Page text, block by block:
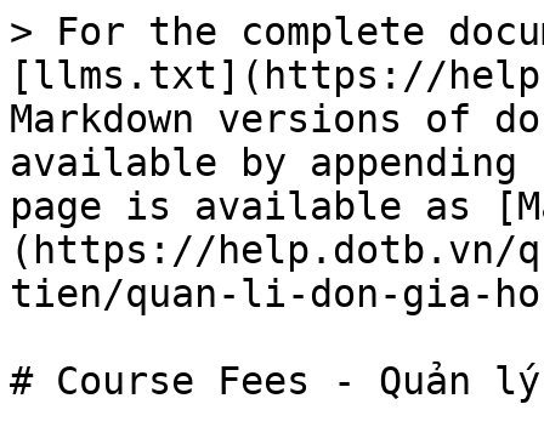
> For the complete
[llms.txt](https://
Markdown versions of
available by
page is available as
(https://help.dotb.vn/
tien/quan-li-don-gia-
# Course Fees - Quản